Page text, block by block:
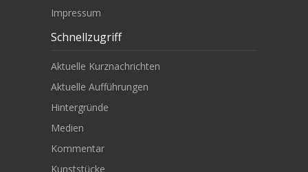
Impressum
Schnellzugriff
Aktuelle Kurznachrichten
Aktuelle Aufführungen
Hintergründe
Medien
Kommentar
Kunststücke